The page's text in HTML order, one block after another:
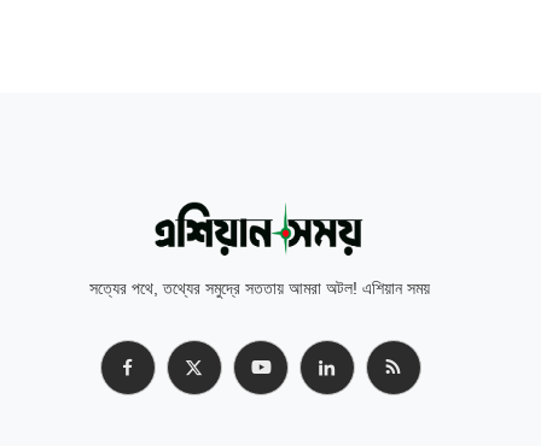
সত্যের পথে, তথ্যের সমুদ্রে সততায় আমরা অটল! এশিয়ান সময়